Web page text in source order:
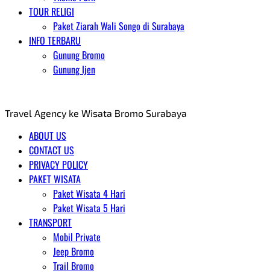
TOUR RELIGI
Paket Ziarah Wali Songo di Surabaya
INFO TERBARU
Gunung Bromo
Gunung Ijen
Travel Agency ke Wisata Bromo Surabaya
ABOUT US
CONTACT US
PRIVACY POLICY
PAKET WISATA
Paket Wisata 4 Hari
Paket Wisata 5 Hari
TRANSPORT
Mobil Private
Jeep Bromo
Trail Bromo